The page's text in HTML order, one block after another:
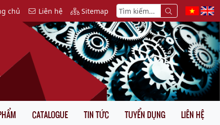
Sitemap
Liên hệ
chủ
CATALOGUE TIN TỨC TUYỂN DỤNG LIÊN HỆ